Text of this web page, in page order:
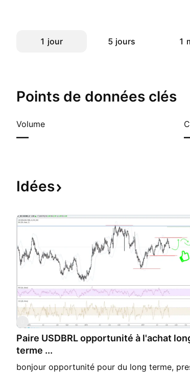
1 jour 5 jours 1
Points de données clés
Volume
—
Idées
Paire USDBRL opportunité à l'achat
terme ...
bonjour opportunité pour du long terme,